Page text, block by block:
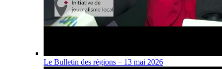
Le Bulletin des régions – 13 mai 2026